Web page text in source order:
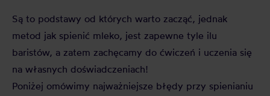
Są to podstawy od których warto zacząć, jednak
metod jak spienić mleko, jest zapewne tyle ilu
baristów, a zatem zachęcamy do ćwiczeń i uczenia się
na własnych doświadczeniach!
Poniżej omówimy najważniejsze błędy przy spienianiu